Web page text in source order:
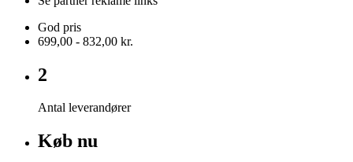
God pris
699,00 - 832,00 kr.
2
Antal leverandører
Køb nu